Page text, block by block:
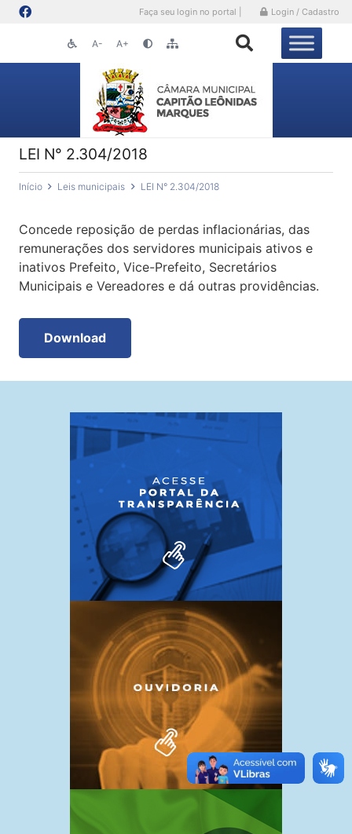
Faça seu login no portal | Login / Cadastro
A- A+
LEI N° 2.304/2018
Início Leis municipais LEI N° 2.304/2018
Concede reposição de perdas inflacionárias, das
remunerações dos servidores municipais ativos e
inativos Prefeito, Vice-Prefeito, Secretários
Municipais e Vereadores e dá outras providências.
Download